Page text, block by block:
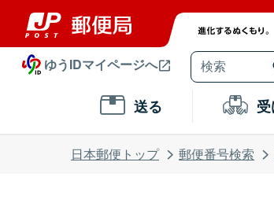
ゆうIDマイページへ
送る
日本郵便トップ 郵便番号検索